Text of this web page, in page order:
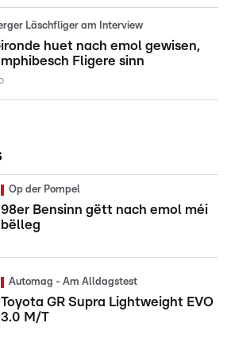
Läschfliger am Interview
huet nach emol gewisen,
Fligere sinn
Op der Pompel
98er Bensinn gëtt nach emol méi
bëlleg
Automag - Am Alldagstest
Toyota GR Supra Lightweight EVO
3.0 M/T